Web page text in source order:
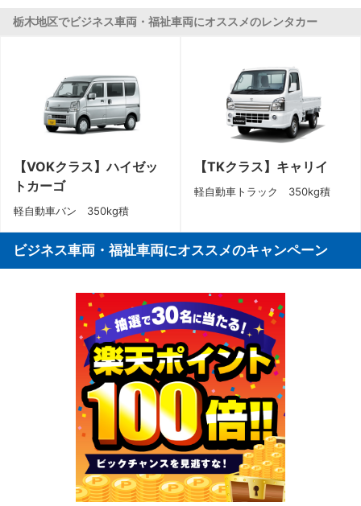
栃木地区でビジネス車両・福祉車両にオススメのレンタカー
【VOKクラス】ハイゼッ
トカーゴ
軽自動車バン 350kg積
【TKクラス】キャリイ
軽自動車トラック 350kg積
ビジネス車両・福祉車両にオススメのキャンペーン